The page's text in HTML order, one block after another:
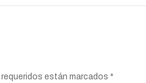
están marcados *